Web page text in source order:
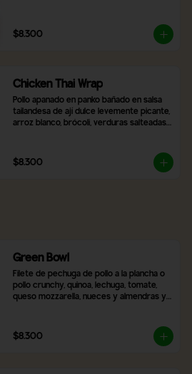
$8.300
Chicken Thai Wrap
Pollo apanado en panko bañado en salsa
tailandesa de ají dulce levemente picante,
arroz blanco, brócoli, verduras salteadas
$8.300
Green Bowl
Filete de pechuga de pollo a la plancha o
pollo crunchy, quinoa, lechuga, tomate,
queso mozzarella, nueces y almendras y
$8.300